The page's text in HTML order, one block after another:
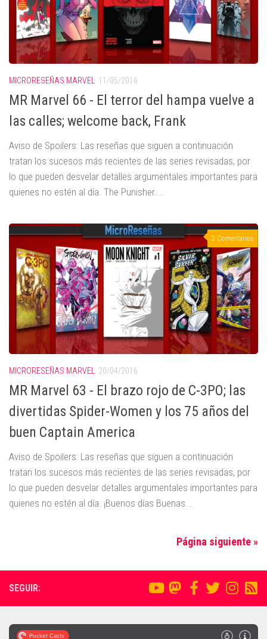
MICRORESEÑAS MARVEL 11/05/2016
MR Marvel 66 - El terror del hampa vuelve a
las calles; welcome back, Frank
Aviso de Spoilers: Las reseñas que siguen a continuación
tratan los sucesos más recientes de las series revisadas, por
lo que pueden desvelar detalles argumentales importantes para
quienes no estén al día. The Punisher....
2 Comentarios
MICRORESEÑAS MARVEL 20/04/2016
MR Marvel 63 - El brazo rojo de C-3PO; las
divertidas Spider-Women y los 75 años del
buen Captain America
Aviso de Spoilers: Las reseñas que siguen a continuación
tratan los sucesos más recientes de las series revisadas, por
lo que pueden desvelar detalles argumentales importantes para
quienes no estén al día. ¡Buenos días Buenas...
Página siguiente »
SEGUIR: